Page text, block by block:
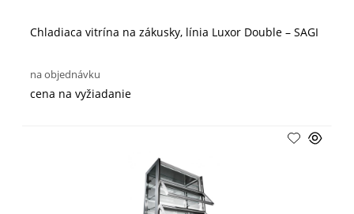
Chladiaca vitrína na zákusky, línia Luxor Double – SAGI
na objednávku
cena na vyžiadanie